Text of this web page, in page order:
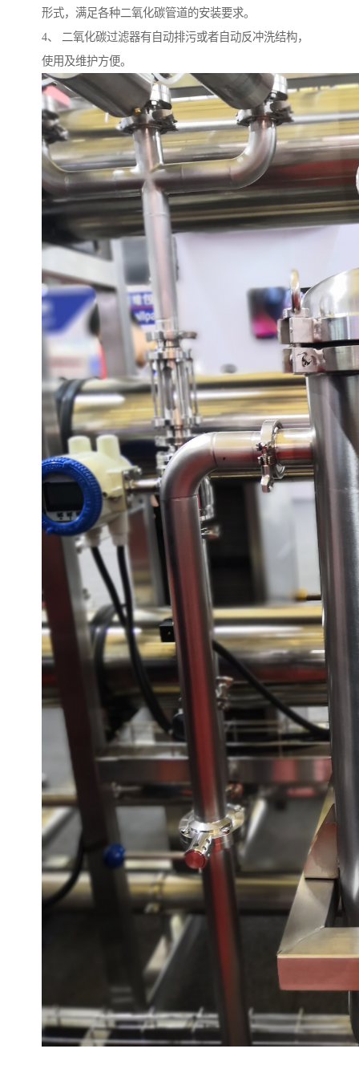
形式，满足各种二氧化碳管道的安装要求。
4、 二氧化碳过滤器有自动排污或者自动反冲洗结构，
使用及维护方便。